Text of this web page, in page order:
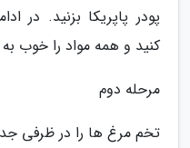
پودر پاپریکا بزنید. در
کنید و همه مواد را خوب
مرحله دوم
تخم مرغ ها را در ظرفی